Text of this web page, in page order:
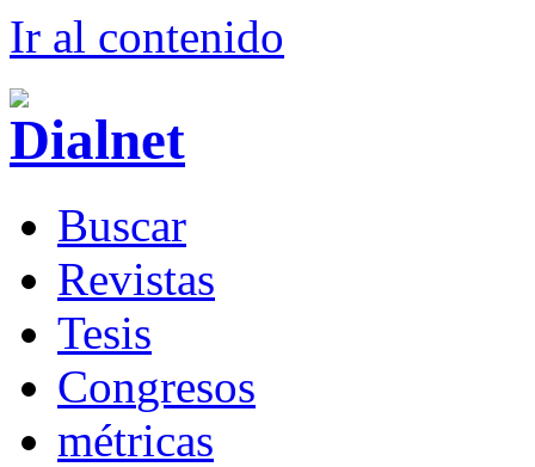
Ir al contenido
Buscar
Revistas
Tesis
Congresos
métricas